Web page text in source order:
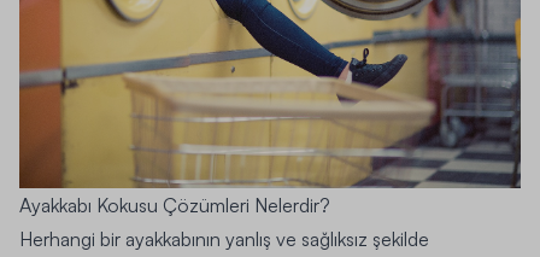
Ayakkabı Kokusu Çözümleri Nelerdir?
Herhangi bir ayakkabının yanlış ve sağlıksız şekilde